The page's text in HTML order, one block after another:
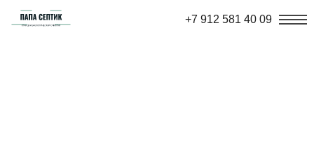
+7 912 581 40 09